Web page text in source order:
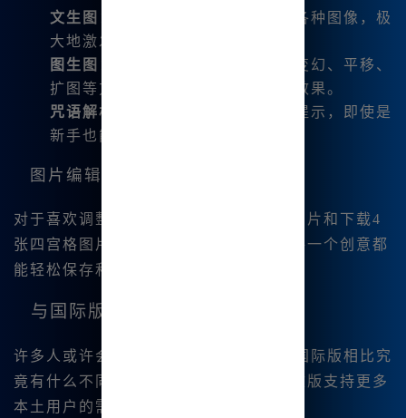
文生图
：我可以通过文字描述生成各种图像，极
大地激发了我的创作灵感。
图生图
：上传图片后，我可以通过变幻、平移、
扩图等方式进行编辑，获得独特的效果。
咒语解析
：我轻松理解各种命令和提示，即使是
新手也能做到简单使用。
图片编辑优势
对于喜欢调整图像的我来说，一键分割图片和下载4
张四宫格图片的功能简直太贴心。我的每一个创意都
能轻松保存和分享给好友。
与国际版的比较
许多人或许会问，Midjourney中文版与国际版相比究
竟有什么不同。通过我的对比发现，中文版支持更多
本土用户的需求：